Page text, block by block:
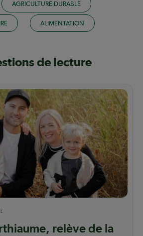
AGRICULTURE DURABLE
ALIMENTATION
de lecture
relève de la